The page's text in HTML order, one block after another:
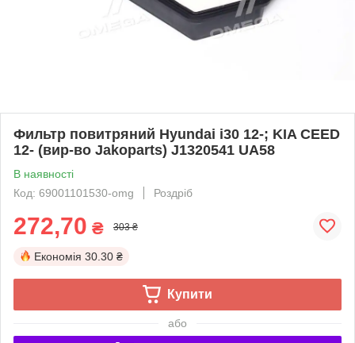
Фильтр повитряний Hyundai i30 12-; KIA CEED
12- (вир-во Jakoparts) J1320541 UA58
В наявності
Код: 69001101530-omg
Роздріб
272,70 ₴ 303 ₴
Економія 30.30 ₴
Купити
або